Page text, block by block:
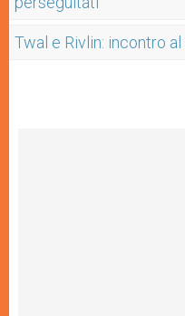
Twal e Rivlin: incontro